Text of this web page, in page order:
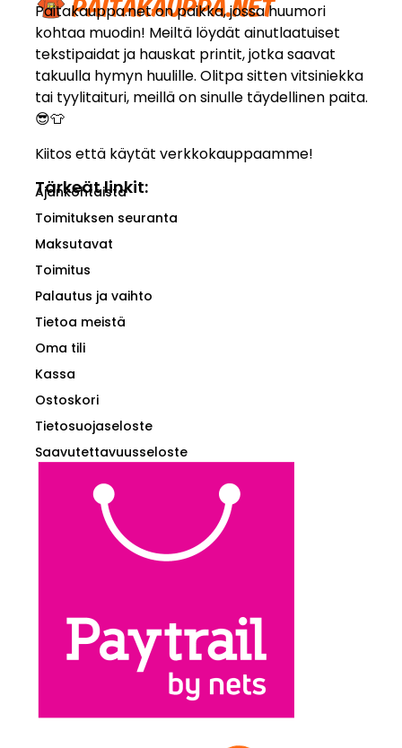
Paitakauppa.net on paikka, jossa huumori
kohtaa muodin! Meiltä löydät ainutlaatuiset
tekstipaidat ja hauskat printit, jotka saavat
takuulla hymyn huulille. Olitpa sitten vitsiniekka
tai tyylitaituri, meillä on sinulle täydellinen paita.
😎👕
Kiitos että käytät verkkokauppaamme!
Tärkeät linkit:
Ajankohtaista
Toimituksen seuranta
Maksutavat
Toimitus
Palautus ja vaihto
Tietoa meistä
Oma tili
Kassa
Ostoskori
Tietosuojaseloste
Saavutettavuusseloste